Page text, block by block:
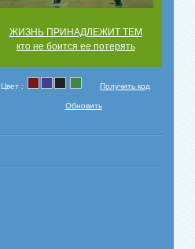
ЖИЗНЬ ПРИНАДЛЕЖИТ ТЕМ
кто не боится ее потерять
Цвет : Получить код
Обновить